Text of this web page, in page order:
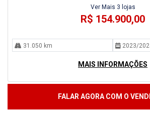
Ver Mais 3 lojas
R$ 154.900,00
31.050 km 2023/
MAIS INFORMAÇÕES
FALAR AGORA COM O